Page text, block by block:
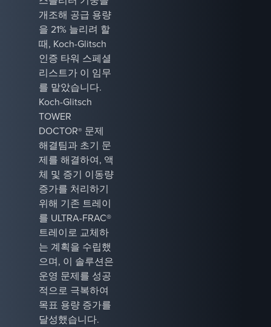
개조해 공급 용량
을 21% 늘리려 할
때, Koch-Glitsch
인증 타워 스페셜
리스트가 이 임무
를 맡았습니다.
Koch-Glitsch
TOWER
DOCTOR® 문제
해결팀과 초기 문
제를 해결하여, 액
체 및 증기 이동량
증가를 처리하기
위해 기존 트레이
를 ULTRA-FRAC®
트레이로 교체하
는 계획을 수립했
으며, 이 솔루션은
운영 문제를 성공
적으로 극복하여
목표 용량 증가를
달성했습니다.